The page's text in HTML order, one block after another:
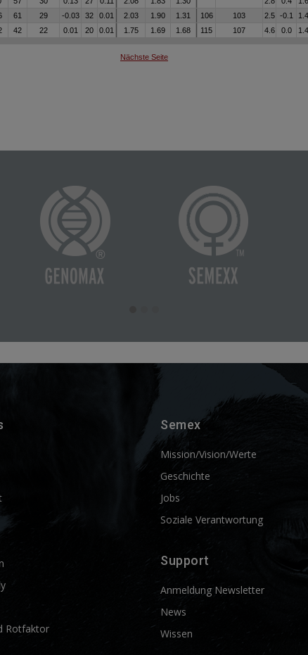
Rotfaktor
Semex
Mission/Vision/Werte
Geschichte
Jobs
Soziale Verantwortung
Support
Anmeldung Newsletter
News
Wissen